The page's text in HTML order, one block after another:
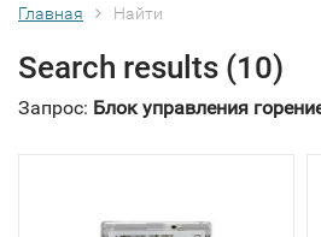
Главная Найти
Search results (10)
Запрос: Блок управления